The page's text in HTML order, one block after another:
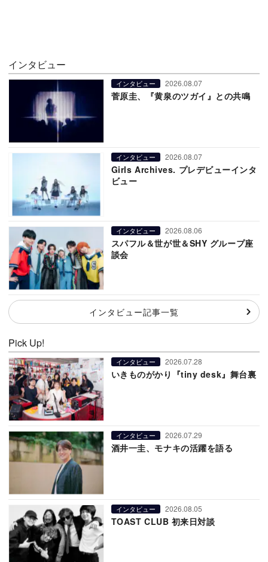
インタビュー
インタビュー 2026.08.07
菅原圭、『黄泉のツガイ』との共鳴
インタビュー 2026.08.07
Girls Archives. プレデビューインタ
ビュー
インタビュー 2026.08.06
スパフル＆世が世＆SHY グループ座
談会
インタビュー記事一覧
Pick Up!
インタビュー 2026.07.28
いきものがかり『tiny desk』舞台裏
インタビュー 2026.07.29
酒井一圭、モナキの活躍を語る
インタビュー 2026.08.05
TOAST CLUB 初来日対談